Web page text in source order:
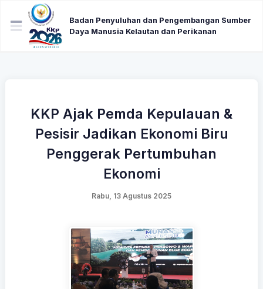
Badan Penyuluhan dan Pengembangan Sumber
Daya Manusia Kelautan dan Perikanan
KKP Ajak Pemda Kepulauan &
Pesisir Jadikan Ekonomi Biru
Penggerak Pertumbuhan
Ekonomi
Rabu, 13 Agustus 2025